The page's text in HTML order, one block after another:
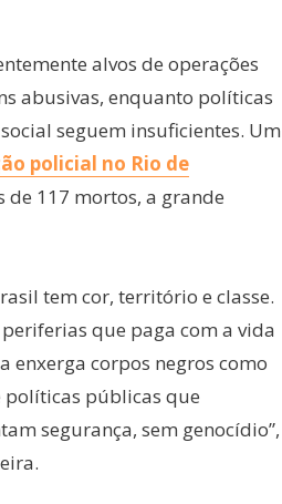
alvos de operações
abusivas, enquanto políticas
seguem insuficientes. Um
policial no Rio de
de 117 mortos, a grande
tem cor, território e classe.
que paga com a vida
enxerga corpos negros como
políticas públicas que
segurança, sem genocídio”,